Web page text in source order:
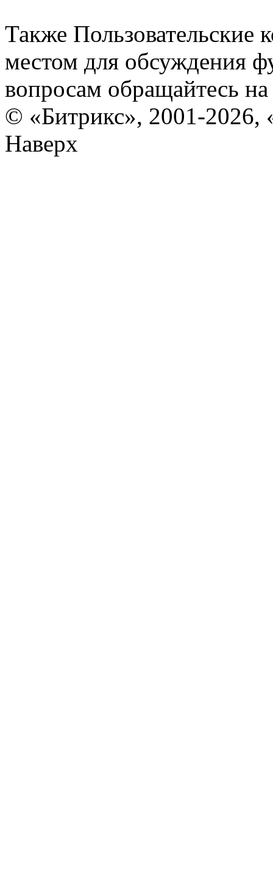
Также Пользовательские
местом для обсуждения
вопросам обращайтесь
© «Битрикс», 2001-2026,
Наверх